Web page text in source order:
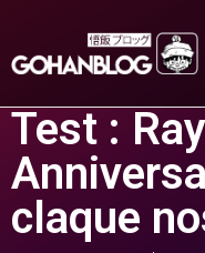
Test :
claque